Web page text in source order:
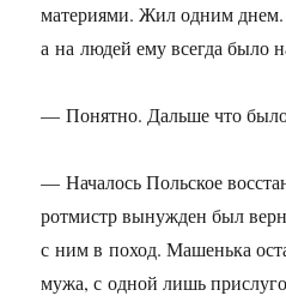
материями. Жил одним днем.
а на людей ему всегда было
— Понятно. Дальше что
— Началось Польское
ротмистр вынужден был
с ним в поход. Машенька
мужа, с одной лишь